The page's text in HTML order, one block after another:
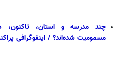
چند مدرسه و استان‌، تاکنون،
مسمومیت شده‌اند؟ / اینفوگرافی